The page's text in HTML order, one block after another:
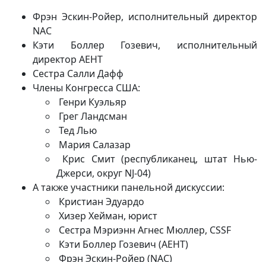
Фрэн Эскин-Ройер, исполнительный директор
NAC
Кэти Боллер Гозевич, исполнительный
директор AEHT
Сестра Салли Дафф
Члены Конгресса США:
Генри Куэльяр
Грег Ландсман
Тед Лью
Мария Салазар
Крис Смит (республиканец, штат Нью-
Джерси, округ NJ-04)
А также участники панельной дискуссии:
Кристиан Эдуардо
Хизер Хейман, юрист
Сестра Мэриэнн Агнес Мюллер, CSSF
Кэти Боллер Гозевич (AEHT)
Фрэн Эскин-Ройер (NAC)